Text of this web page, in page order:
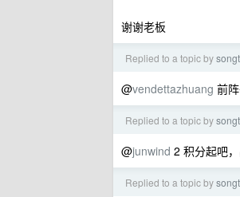
谢谢老板
Replied to a topic by
@vendettazhuang 前
Replied to a topic by
@junwind 2 积分起吧
Replied to a topic by